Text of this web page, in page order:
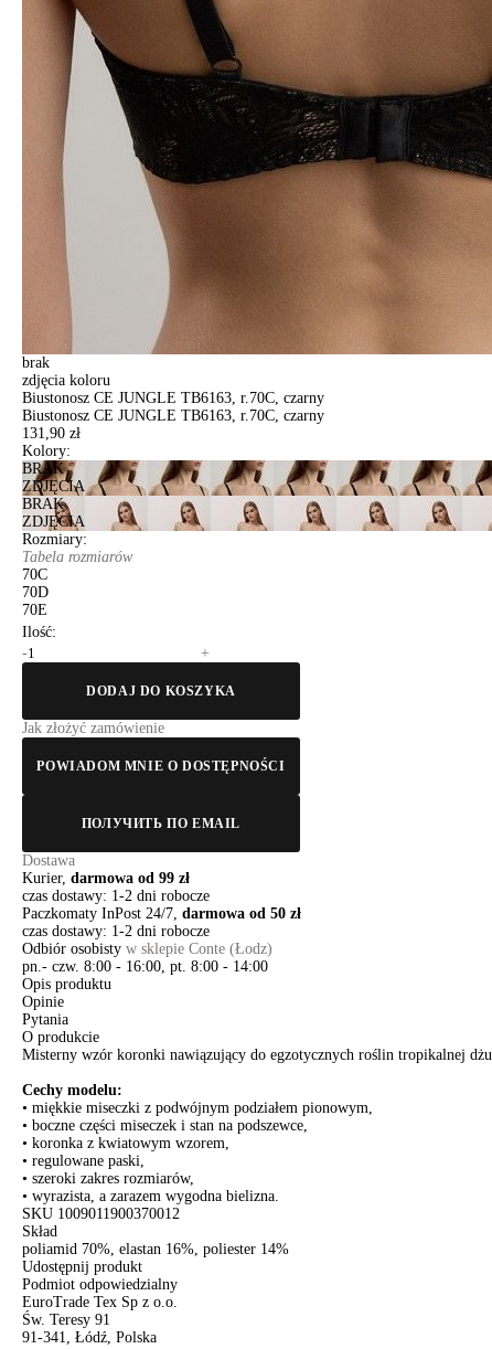
brak
zdjęcia koloru
Biustonosz CE JUNGLE TB6163, r.70C, czarny
Biustonosz CE JUNGLE TB6163, r.70C, czarny
131,90 zł
Kolory:
BRAK
ZDJĘCIA
BRAK
ZDJĘCIA
Rozmiary:
Tabela rozmiarów
70C
70D
70E
Ilość:
-
+
DODAJ DO KOSZYKA
Jak złożyć zamówienie
POWIADOM MNIE O DOSTĘPNOŚCI
ПОЛУЧИТЬ ПО EMAIL
Dostawa
Kurier, darmowa od 99 zł
czas dostawy: 1-2 dni robocze
Paczkomaty InPost 24/7, darmowa od 50 zł
czas dostawy: 1-2 dni robocze
Odbiór osobisty w sklepie Conte (Łodz)
pn.- czw. 8:00 - 16:00, pt. 8:00 - 14:00
Opis produktu
Opinie
Pytania
O produkcie
Misterny wzór koronki nawiązujący do egzotycznych roślin tropikalnej
Cechy modelu:
• miękkie miseczki z podwójnym podziałem pionowym,
• boczne części miseczek i stan na podszewce,
• koronka z kwiatowym wzorem,
• regulowane paski,
• szeroki zakres rozmiarów,
• wyrazista, a zarazem wygodna bielizna.
SKU 1009011900370012
Skład
poliamid 70%, elastan 16%, poliester 14%
Udostępnij produkt
Podmiot odpowiedzialny
EuroTrade Tex Sp z o.o.
Św. Teresy 91
91-341, Łódź, Polska